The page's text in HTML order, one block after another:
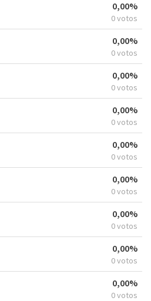
0,00%
0 votos
0,00%
0 votos
0,00%
0 votos
0,00%
0 votos
0,00%
0 votos
0,00%
0 votos
0,00%
0 votos
0,00%
0 votos
0,00%
0 votos